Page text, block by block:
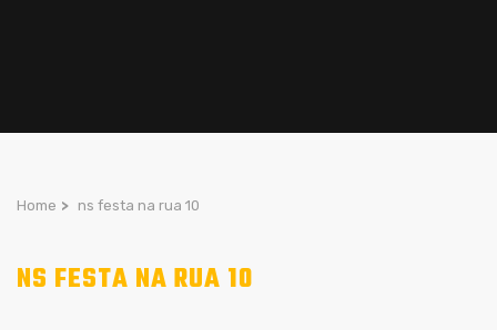
Home > ns festa na rua 10
NS FESTA NA RUA 10